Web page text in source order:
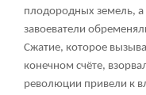
плодородных земель,
завоеватели
Сжатие, которое
конечном счёте,
революции привели к